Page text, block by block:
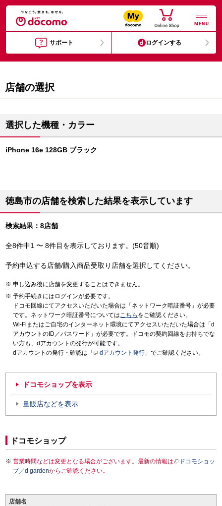
MENU
サポート ログインする
店舗の選択
選択した機種・カラー
iPhone 16e 128GB ブラック
徳島市の店舗を検索した結果を表示しています
検索結果：8店舗
全8件中1 〜 8件目を表示しております。(50音順)
予約申込する店舗/購入商品受取り店舗を選択してください。
申し込み後に店舗を変更することはできません。
予約手続きにはログインが必要です。
ドコモ回線にてアクセスいただいた場合は「ネットワーク暗証番号」が必要
です。ネットワーク暗証番号についてはこちら をご確認ください。
Wi-Fiまたはご自宅のインターネット環境にてアクセスいただいた場合は「d
アカウントのID／パスワード」が必要です。ドコモの契約回線をお持ちでな
い方も、dアカウントの発行が可能です。
dアカウントの発行・確認は「
dアカウント発行 」でご確認ください。
ドコモショップを表示
量販店などを表示
ドコモショップ
営業時間などは変更となる場合がございます。最新の情報は
ドコモショッ
プ／d gardenからご確認ください。
店舗名